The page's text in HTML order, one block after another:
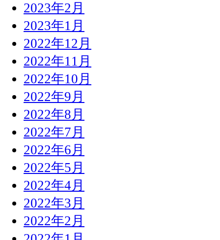
2023年2月
2023年1月
2022年12月
2022年11月
2022年10月
2022年9月
2022年8月
2022年7月
2022年6月
2022年5月
2022年4月
2022年3月
2022年2月